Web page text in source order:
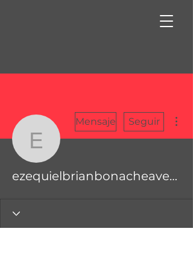
Mensaje Seguir
ezequielbrianbonacheaverdejo